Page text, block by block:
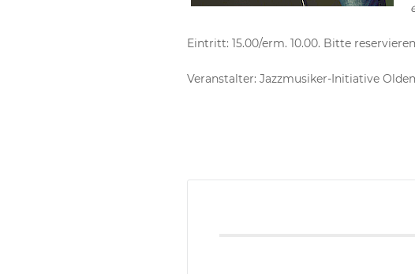
Eintritt: 15.00/erm. 10.00. Bitte
Veranstalter: Jazzmusiker-Initiative